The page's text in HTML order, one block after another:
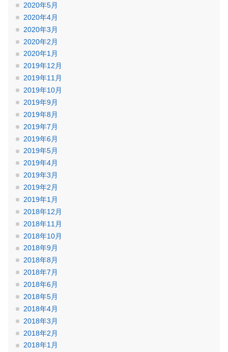
2020年5月
2020年4月
2020年3月
2020年2月
2020年1月
2019年12月
2019年11月
2019年10月
2019年9月
2019年8月
2019年7月
2019年6月
2019年5月
2019年4月
2019年3月
2019年2月
2019年1月
2018年12月
2018年11月
2018年10月
2018年9月
2018年8月
2018年7月
2018年6月
2018年5月
2018年4月
2018年3月
2018年2月
2018年1月